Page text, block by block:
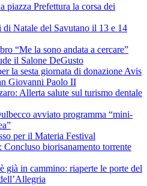
Prefettura la corsa dei
Natale del Savutano il 13 e 14
“Me la sono andata a cercare”
il Salone DeGusto
la sesta giornata di donazione Avis
Giovanni Paolo II
Allerta salute sul turismo dentale
avviato programma “mini-
per il Materia Festival
biorisanamento torrente
già in cammino: riaperte le porte del